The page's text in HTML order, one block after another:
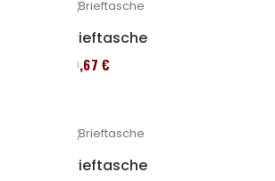
Brieftasche
39,67 €
Brieftasche